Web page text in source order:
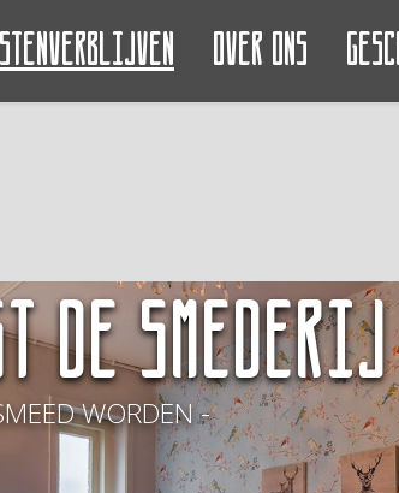
Over ons
De Smederij
WORDEN -